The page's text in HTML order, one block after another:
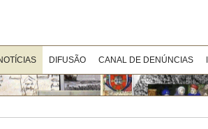
DIFUSÃO CANAL DE DENÚNCIAS